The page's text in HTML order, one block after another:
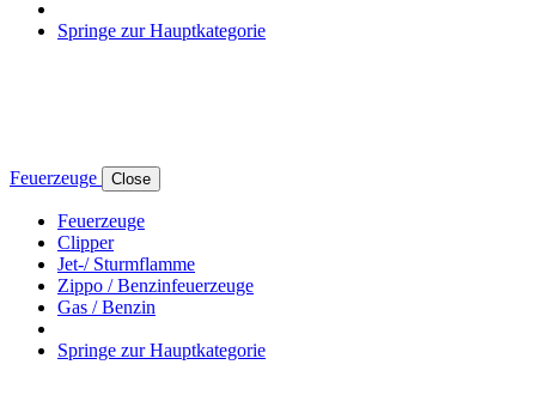
Springe zur Hauptkategorie
Feuerzeuge Close
Feuerzeuge
Clipper
Jet-/ Sturmflamme
Zippo / Benzinfeuerzeuge
Gas / Benzin
Springe zur Hauptkategorie